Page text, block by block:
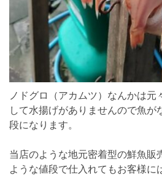
ノドグロ（アカムツ）なんかは元
して水揚げがありませんので魚が
段になります。
当店のような地元密着型の鮮魚販
ような値段で仕入れてもお客様に